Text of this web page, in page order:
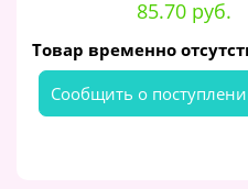
85.70 руб.
Товар временно
Cообщить о